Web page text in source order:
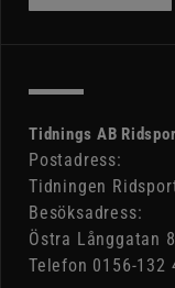
Tidnings AB
Postadress:
Tidningen
Besöksadress:
Östra Långgatan
Telefon 0156-132